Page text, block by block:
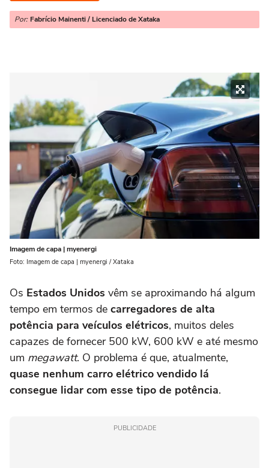
Por: Fabrício Mainenti / Licenciado de Xataka
Imagem de capa | myenergi
Foto: Imagem de capa | myenergi / Xataka
Os Estados Unidos vêm se aproximando há algum
tempo em termos de carregadores de alta
potência para veículos elétricos, muitos deles
capazes de fornecer 500 kW, 600 kW e até mesmo
um megawatt. O problema é que, atualmente,
quase nenhum carro elétrico vendido lá
consegue lidar com esse tipo de potência.
PUBLICIDADE